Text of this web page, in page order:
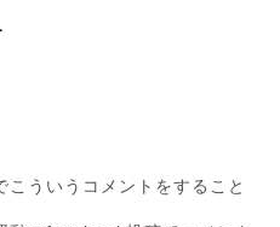
ういうコメントをすること